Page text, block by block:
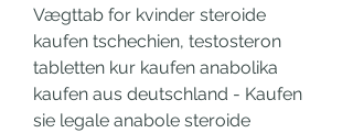
Vægttab for kvinder steroide
kaufen tschechien, testosteron
tabletten kur kaufen anabolika
kaufen aus deutschland - Kaufen
sie legale anabole steroide